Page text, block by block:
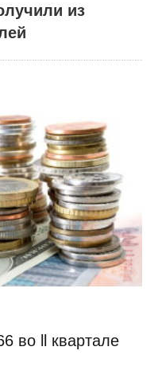
из
во ll квартале